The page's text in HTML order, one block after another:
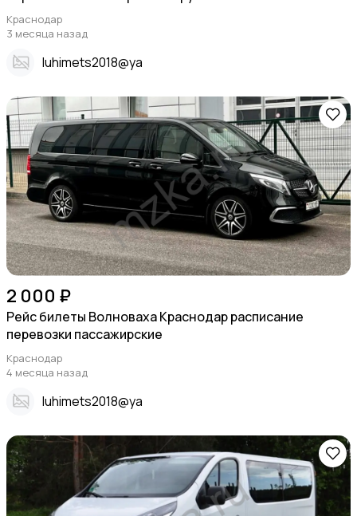
Краснодар
3 месяца назад
Iuhimets2018@ya
2 000 ₽
Рейс билеты Волноваха Краснодар расписание
перевозки пассажирские
Краснодар
4 месяца назад
Iuhimets2018@ya